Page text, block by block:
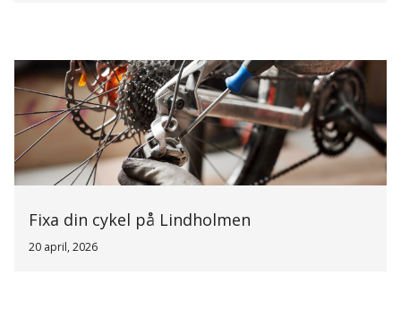
Fixa din cykel på Lindholmen
20 april, 2026